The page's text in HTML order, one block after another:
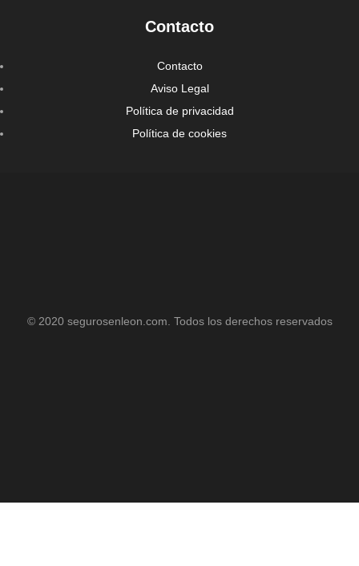
Contacto
Contacto
Aviso Legal
Política de privacidad
Política de cookies
© 2020 segurosenleon.com. Todos los derechos reservados